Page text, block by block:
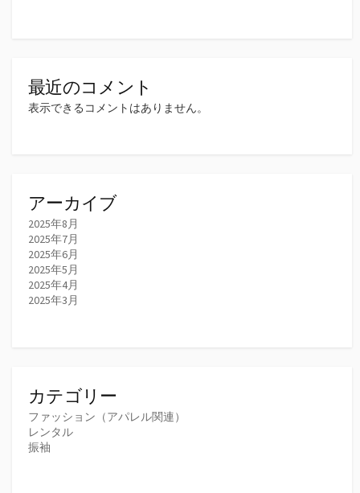
最近のコメント
表示できるコメントはありません。
アーカイブ
2025年8月
2025年7月
2025年6月
2025年5月
2025年4月
2025年3月
カテゴリー
ファッション（アパレル関連）
レンタル
振袖